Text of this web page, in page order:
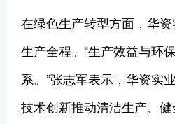
在绿色生产转型方面，华
生产全程。“生产效益与环
系。”张志军表示，华资实
技术创新推动清洁生产、